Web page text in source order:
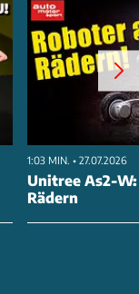
1:03 MIN. • 27.07.2026
Unitree As2-
Rädern